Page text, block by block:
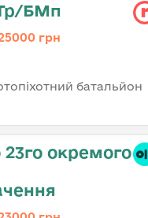
БМп
грн
батальйон
окремого